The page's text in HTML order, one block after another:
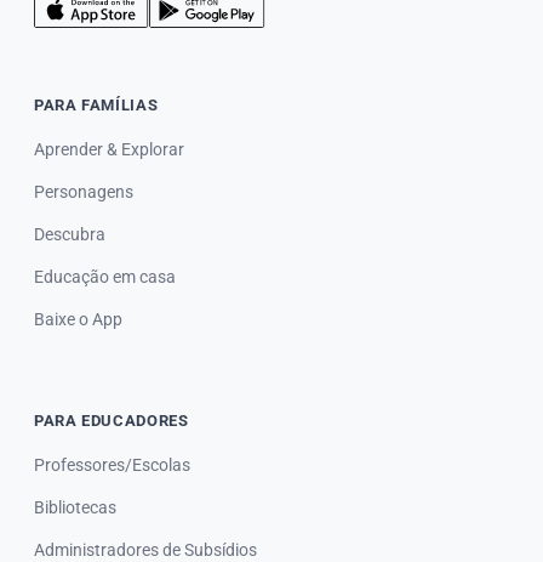
PARA FAMÍLIAS
Aprender & Explorar
Personagens
Descubra
Educação em casa
Baixe o App
PARA EDUCADORES
Professores/Escolas
Bibliotecas
Administradores de Subsídios